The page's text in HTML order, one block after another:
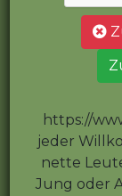
https://
jeder
nette
Jung oder